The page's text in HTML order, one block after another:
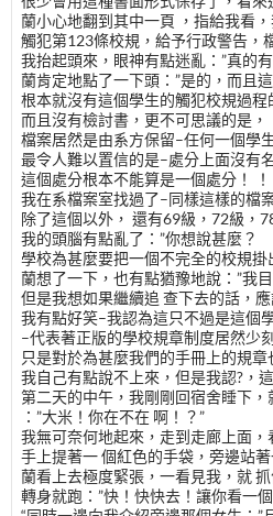
蘭小心地翻到其中一頁 ，指給我看
觸犯第123條校規，給予行政警告，
我抬起頭來，眼神有點迷亂：”真的
蘭肯定地點了一下頭：”是的，而且
根本就沒有這個學生的觸犯校規過程
而且沒有檢討書，更不可思議的是，
檔案居然是由系方保留–任何一個學
最令人難以置信的是–處分上面沒有
這個處分根本不能算是一個處分！ ！
我在系檔案室找過了–同樣這樣的檔
除了這個以外， 還有69級，72級，
我的頭腦有點亂了：”你想說甚麼？
學校為甚麼要把一個不完全的校規掛
蘭想了一下，也有點猶豫地說：”我
但是我想如果繼續追 查下去的話，
我有點好笑–我認為這只不過是這個
–代表著正版的學校規章制度居然少
只是對於為甚麼我們的手冊上的規章
我自己有點說不上來，但是我認?，
第二天的中午，我剛剛回宿舍睡下
：”大米！你在不在 啊！？”
我無可奈何地起來，走到走廊上面，
手上提著一 個紅色的手袋，旁邊站
蘭看上去極度緊張，一看見我，就 抓
轉身就跑：”快！快快去！讓你看一